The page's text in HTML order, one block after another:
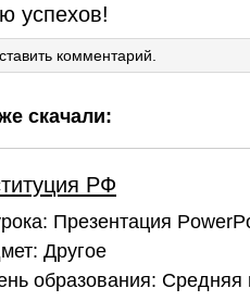
успехов!
комментарий.
скачали:
РФ
Презентация
Другое
образования: Средняя